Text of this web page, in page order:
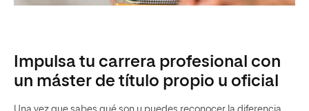
Impulsa tu carrera profesional con
un máster de título propio u oficial